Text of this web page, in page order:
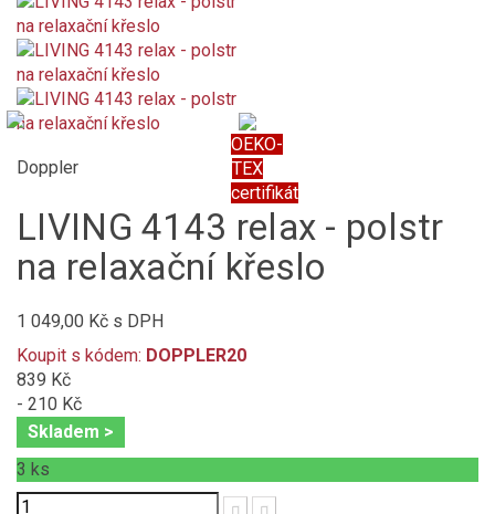
OEKO-
TEX
certifikát
Doppler
LIVING 4143 relax - polstr
na relaxační křeslo
1 049,00 Kč s DPH
Koupit s kódem: DOPPLER20
839 Kč
- 210 Kč
Skladem >
3 ks
Počet